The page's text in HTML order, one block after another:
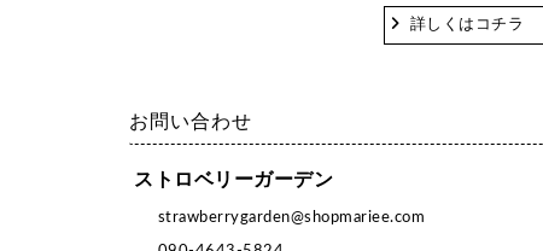
詳しくはコチラ
お問い合わせ
ストロベリーガーデン
strawberrygarden@shopmariee.com